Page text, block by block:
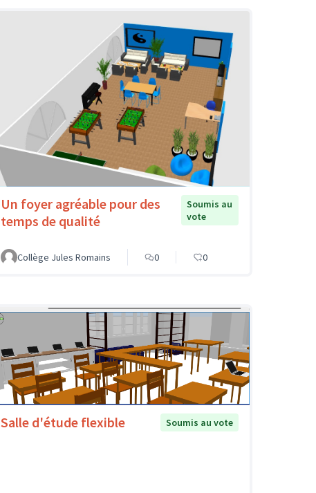
Un foyer agréable pour des
temps de qualité
Soumis au
vote
Collège Jules Romains 0 0
Salle d'étude flexible Soumis au vote